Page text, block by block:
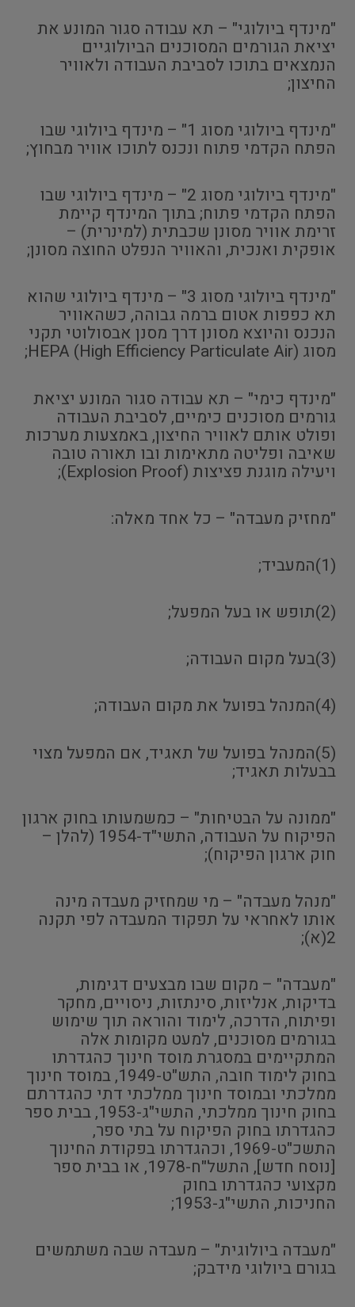
"מינדף ביולוגי" – תא עבודה סגור המונע את
יציאת הגורמים המסוכנים הביולוגיים
הנמצאים בתוכו לסביבת העבודה ולאוויר
החיצון;
"מינדף ביולוגי מסוג 1" – מינדף ביולוגי שבו
הפתח הקדמי פתוח ונכנס לתוכו אוויר מבחוץ;
"מינדף ביולוגי מסוג 2" – מינדף ביולוגי שבו
הפתח הקדמי פתוח; בתוך המינדף קיימת
זרימת אוויר מסונן שכבתית (למינרית) –
אופקית ואנכית, והאוויר הנפלט החוצה מסונן;
"מינדף ביולוגי מסוג 3" – מינדף ביולוגי שהוא
תא כפפות אטום ברמה גבוהה, כשהאוויר
הנכנס והיוצא מסונן דרך מסנן אבסולוטי תקני
מסוג HEPA (High Efficiency Particulate Air);
"מינדף כימי" – תא עבודה סגור המונע יציאת
גורמים מסוכנים כימיים, לסביבת העבודה
ופולט אותם לאוויר החיצון, באמצעות מערכות
שאיבה ופליטה מתאימות ובו תאורה טובה
ויעילה מוגנת פציצות (Explosion Proof);
"מחזיק מעבדה" – כל אחד מאלה:
(1)המעביד;
(2)תופש או בעל המפעל;
(3)בעל מקום העבודה;
(4)המנהל בפועל את מקום העבודה;
(5)המנהל בפועל של תאגיד, אם המפעל מצוי
בבעלות תאגיד;
"ממונה על הבטיחות" – כמשמעותו בחוק ארגון
הפיקוח על העבודה, התשי"ד-1954 (להלן –
חוק ארגון הפיקוח);
"מנהל מעבדה" – מי שמחזיק מעבדה מינה
אותו לאחראי על תפקוד המעבדה לפי תקנה
2(א);
"מעבדה" – מקום שבו מבצעים דגימות,
בדיקות, אנליזות, סינתזות, ניסויים, מחקר
ופיתוח, הדרכה, לימוד והוראה תוך שימוש
בגורמים מסוכנים, למעט מקומות אלה
המתקיימים במסגרת מוסד חינוך כהגדרתו
בחוק לימוד חובה, התש"ט-1949, במוסד חינוך
ממלכתי ובמוסד חינוך ממלכתי דתי כהגדרתם
בחוק חינוך ממלכתי, התשי"ג-1953, בבית ספר
כהגדרתו בחוק הפיקוח על בתי ספר,
התשכ"ט-1969, וכהגדרתו בפקודת החינוך
[נוסח חדש], התשל"ח-1978, או בבית ספר
מקצועי כהגדרתו בחוק
החניכות, התשי"ג-1953;
"מעבדה ביולוגית" – מעבדה שבה משתמשים
בגורם ביולוגי מידבק;